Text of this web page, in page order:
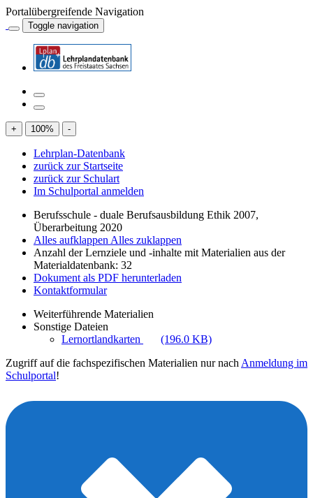
Portalübergreifende Navigation
Toggle navigation
+ 100% -
Lehrplan-Datenbank
zurück zur Startseite
zurück zur Schulart
Im Schulportal anmelden
Berufsschule - duale Berufsausbildung Ethik 2007,
Überarbeitung 2020
Alles aufklappen Alles zuklappen
Anzahl der Lernziele und -inhalte mit Materialien aus der
Materialdatenbank: 32
Dokument als PDF herunterladen
Kontaktformular
Weiterführende Materialien
Sonstige Dateien
Lernortlandkarten
(196.0 KB)
Zugriff auf die fachspezifischen Materialien nur nach Anmeldung im
Schulportal!